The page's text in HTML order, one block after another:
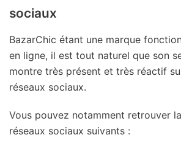
sociaux
BazarChic étant une marque
en ligne, il est tout naturel que son
montre très présent et très réactif
réseaux sociaux.
Vous pouvez notamment retrouver
réseaux sociaux suivants :